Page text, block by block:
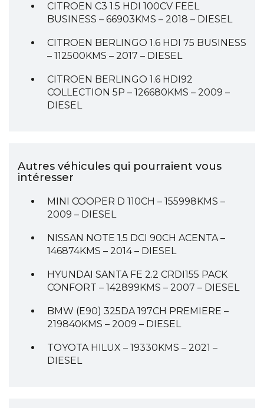
CITROEN C3 1.5 HDI 100CV FEEL
BUSINESS – 66903KMS – 2018 – DIESEL
CITROEN BERLINGO 1.6 HDI 75 BUSINESS
– 112500KMS – 2017 – DIESEL
CITROEN BERLINGO 1.6 HDI92
COLLECTION 5P – 126680KMS – 2009 –
DIESEL
Autres véhicules qui pourraient vous
intéresser
MINI COOPER D 110CH – 155998KMS –
2009 – DIESEL
NISSAN NOTE 1.5 DCI 90CH ACENTA –
146874KMS – 2014 – DIESEL
HYUNDAI SANTA FE 2.2 CRDI155 PACK
CONFORT – 142899KMS – 2007 – DIESEL
BMW (E90) 325DA 197CH PREMIERE –
219840KMS – 2009 – DIESEL
TOYOTA HILUX – 19330KMS – 2021 –
DIESEL